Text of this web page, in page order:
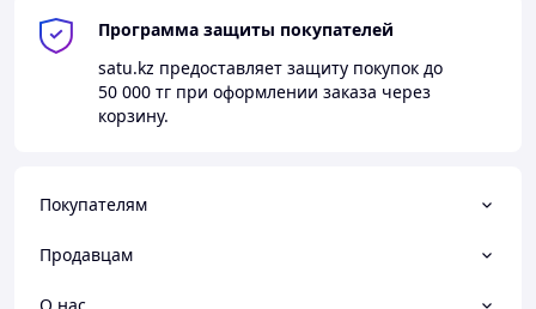
Программа защиты покупателей
satu.kz предоставляет защиту покупок до
50 000 тг при оформлении заказа через
корзину.
Покупателям
Продавцам